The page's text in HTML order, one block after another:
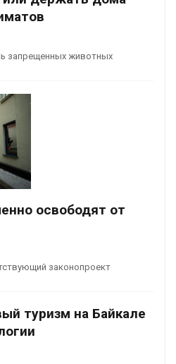
запрещенных животных
освободят от
законопроект
туризм на Байкале